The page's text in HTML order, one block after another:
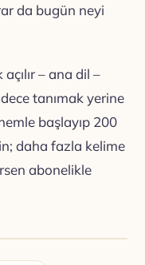
da bugün neyi
– ana dil –
tanımak yerine
başlayıp 200
daha fazla kelime
abonelikle